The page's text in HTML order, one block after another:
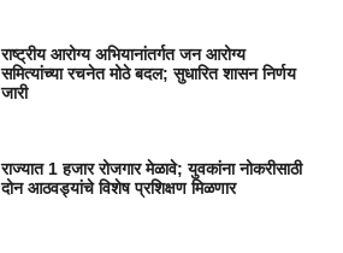
राष्ट्रीय आरोग्य अभियानांतर्गत जन आरोग्य
समित्यांच्या रचनेत मोठे बदल; सुधारित शासन निर्णय
जारी
राज्यात 1 हजार रोजगार मेळावे; युवकांना नोकरीसाठी
दोन आठवड्यांचे विशेष प्रशिक्षण मिळणार